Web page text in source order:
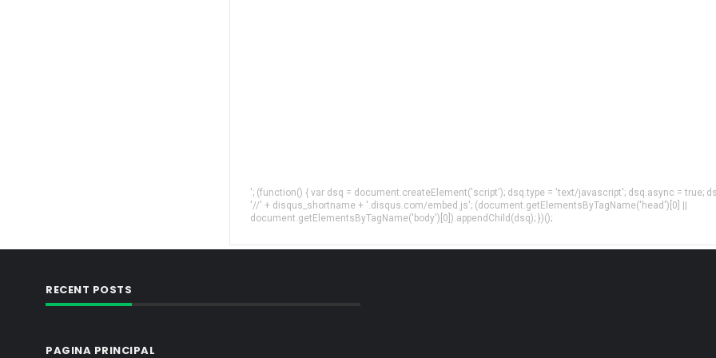
'; (function() { var dsq = document.createElement('script'); dsq.type = 'text/javascript'; dsq.async = true;
'//' + disqus_shortname + '.disqus.com/embed.js'; (document.getElementsByTagName('head')[0] ||
document.getElementsByTagName('body')[0]).appendChild(dsq); })();
RECENT POSTS
PAGINA PRINCIPAL